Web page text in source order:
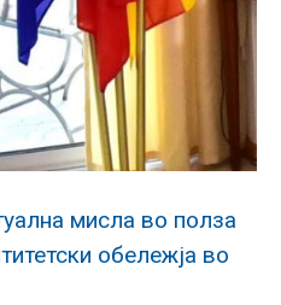
мисла во полза
обележја во